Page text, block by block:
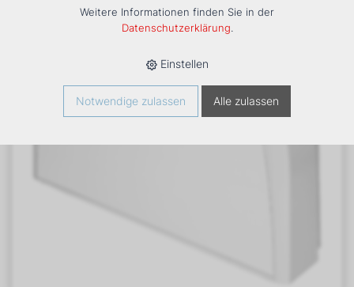
Weitere Informationen finden Sie in der
Datenschutzerklärung.
Einstellen
Notwendige zulassen Alle zulassen